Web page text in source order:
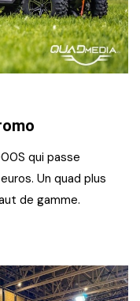
qui passe
Un quad plus
de gamme.